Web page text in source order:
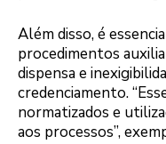
Além disso, é
procedimentos
dispensa e
credenciamento.
normatizados e
aos processos”,